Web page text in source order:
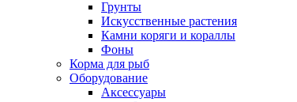
Грунты
Искусственные растения
Камни коряги и кораллы
Фоны
Корма для рыб
Оборудование
Аксессуары